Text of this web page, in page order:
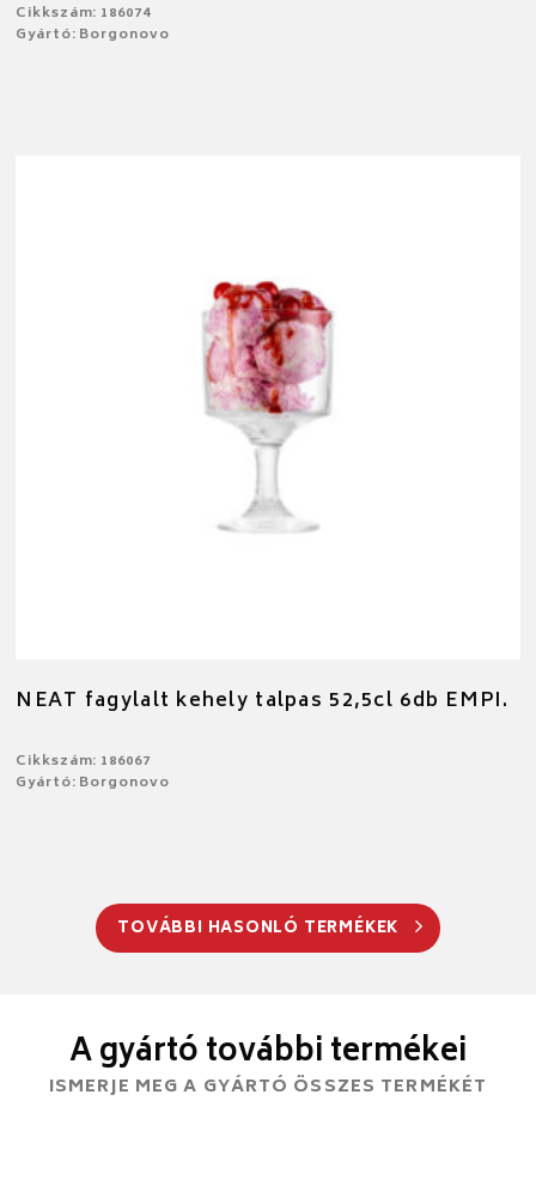
Cikkszám: 186074
Gyártó: Borgonovo
NEAT fagylalt kehely talpas 52,5cl 6db EMPI.
Cikkszám: 186067
Gyártó: Borgonovo
TOVÁBBI HASONLÓ TERMÉKEK
A gyártó további termékei
ISMERJE MEG A GYÁRTÓ ÖSSZES TERMÉKÉT